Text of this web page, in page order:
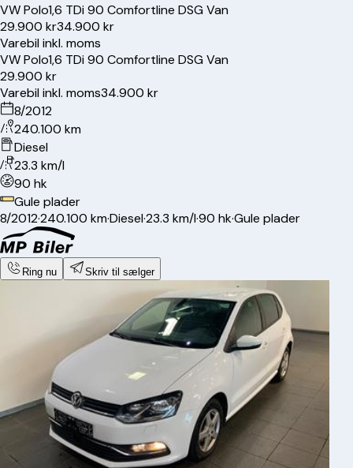
VWPolo1,6 TDi 90 Comfortline DSG Van
29.900 kr34.900 kr
Varebil inkl. moms
VWPolo1,6 TDi 90 Comfortline DSG Van
29.900 kr
Varebil inkl. moms34.900 kr
8/2012
240.100 km
Diesel
23.3 km/l
90 hk
Gule plader
8/2012·240.100 km·Diesel·23.3 km/l·90 hk·Gule plader
Ring nu Skriv til sælger